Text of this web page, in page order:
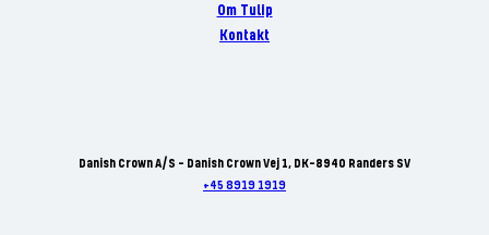
Om Tulip
Kontakt
Danish Crown A/S - Danish Crown Vej 1, DK-8940 Randers SV
+45 8919 1919